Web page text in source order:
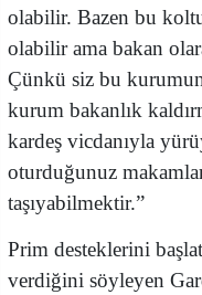
olabilir. Bazen bu
olabilir ama bakan
Çünkü siz bu
kurum bakanlık
kardeş vicdanıyla
oturduğunuz
taşıyabilmektir.”
Prim desteklerini
verdiğini söyleyen